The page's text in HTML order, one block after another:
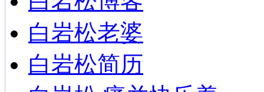
白岩松老婆
白岩松简历